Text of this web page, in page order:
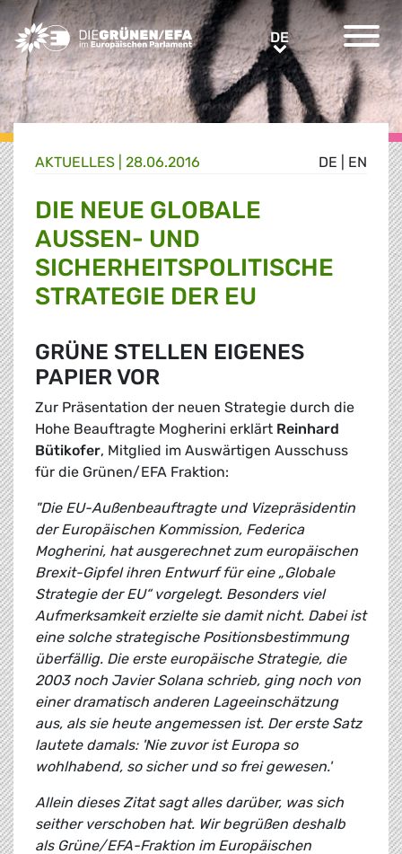
Greens/EFA Home DEDE
DE EN
AKTUELLES | 28.06.2016
DIE NEUE GLOBALE
AUSSEN- UND S
ICHERHEITSPOLITISCHE S
TRATEGIE DER EU
GRÜNE STELLEN EIGENES
PAPIER VOR
Zur Präsentation der neuen Strategie durch die
Hohe Beauftragte Mogherini erklärt Reinhard
Bütikofer, Mitglied im Auswärtigen Ausschuss
für die Grünen/EFA Fraktion:
"Die EU-Außenbeauftragte und Vizepräsidentin
der Europäischen Kommission, Federica
Mogherini, hat ausgerechnet zum europäischen
Brexit-Gipfel ihren Entwurf für eine „Globale
Strategie der EU“ vorgelegt. Besonders viel
Aufmerksamkeit erzielte sie damit nicht. Dabei ist
eine solche strategische Positionsbestimmung
überfällig. Die erste europäische Strategie, die
2003 noch Javier Solana schrieb, ging noch von
einer dramatisch anderen Lageeinschätzung
aus, als sie heute angemessen ist. Der erste Satz
lautete damals: 'Nie zuvor ist Europa so
wohlhabend, so sicher und so frei gewesen.'
Allein dieses Zitat sagt alles darüber, was sich
seither verschoben hat. Wir begrüßen deshalb
als Grüne/EFA-Fraktion im Europäischen